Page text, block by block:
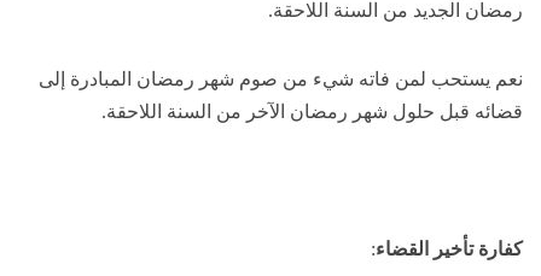
رمضان الجديد من السنة اللاحقة.
نعم يستحب لمن فاته شيء من صوم شهر رمضان المبادرة إلى
قضائه قبل حلول شهر رمضان الآخر من السنة اللاحقة.
كفارة تأخير القضاء: